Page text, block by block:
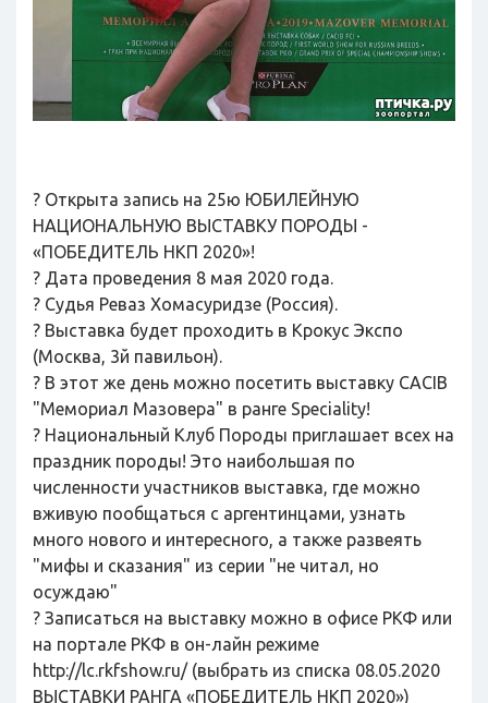
? Открыта запись на 25ю ЮБИЛЕЙНУЮ
НАЦИОНАЛЬНУЮ ВЫСТАВКУ ПОРОДЫ -
«ПОБЕДИТЕЛЬ НКП 2020»!
? Дата проведения 8 мая 2020 года.
? Судья Реваз Хомасуридзе (Россия).
? Выставка будет проходить в Крокус Экспо
(Москва, 3й павильон).
? В этот же день можно посетить выставку CACIB
"Мемориал Мазовера" в ранге Speciality!
? Национальный Клуб Породы приглашает всех на
праздник породы! Это наибольшая по
численности участников выставка, где можно
вживую пообщаться с аргентинцами, узнать
много нового и интересного, а также развеять
"мифы и сказания" из серии "не читал, но
осуждаю"
? Записаться на выставку можно в офисе РКФ или
на портале РКФ в он-лайн режиме
http://lc.rkfshow.ru/ (выбрать из списка 08.05.2020
ВЫСТАВКИ РАНГА «ПОБЕДИТЕЛЬ НКП 2020»)